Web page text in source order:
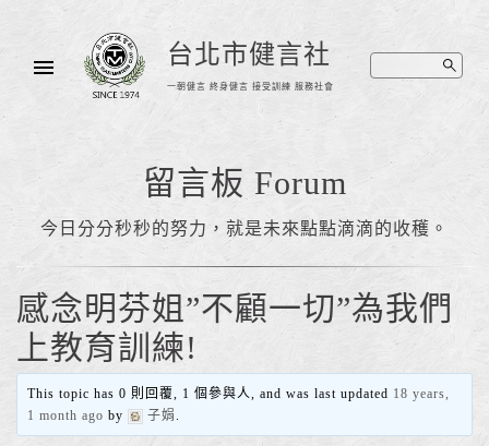
台北市健言社
一朝健言 終身健言 接受訓練 服務社會
留言板 Forum
今日分分秒秒的努力，就是未來點點滴滴的收穫。
感念明芬姐”不顧一切”為我們
上教育訓練!
This topic has 0 則回覆, 1 個參與人, and was last updated 18 years,
1 month ago by 子娟 .